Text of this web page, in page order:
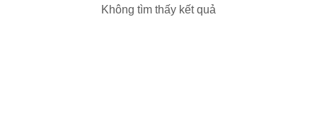
Không tìm thấy kết quả